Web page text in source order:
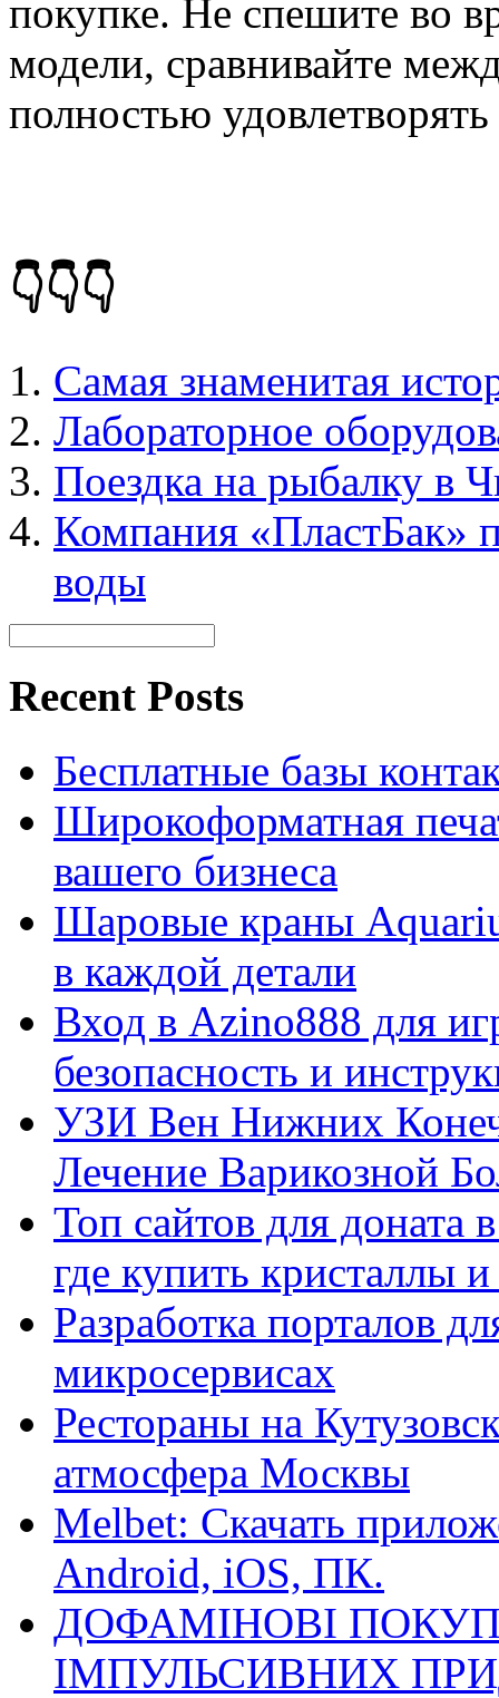
покупке. Не спешите во
модели, сравнивайте
полностью
👇👇👇
Самая знаменитая
Лабораторное
Поездка на рыбалку в
Компания «ПластБак»
воды
Recent Posts
Бесплатные базы
Широкоформатная
вашего бизнеса
Шаровые краны
в каждой детали
Вход в Azino888 для
безопасность и
УЗИ Вен Нижних
Лечение Варикозной
Топ сайтов для
где купить кристаллы
Разработка порталов
микросервисах
Рестораны на
атмосфера Москвы
Melbet: Скачать
Android, iOS, ПК.
ДОФАМІНОВІ
ІМПУЛЬСИВНИХ